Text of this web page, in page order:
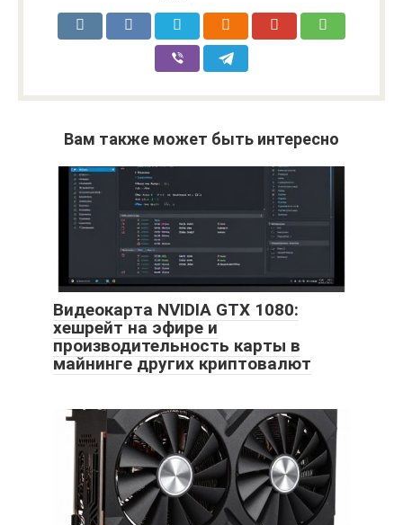
Вам также может быть интересно
Видеокарта NVIDIA GTX 1080:
хешрейт на эфире и
производительность карты в
майнинге других криптовалют